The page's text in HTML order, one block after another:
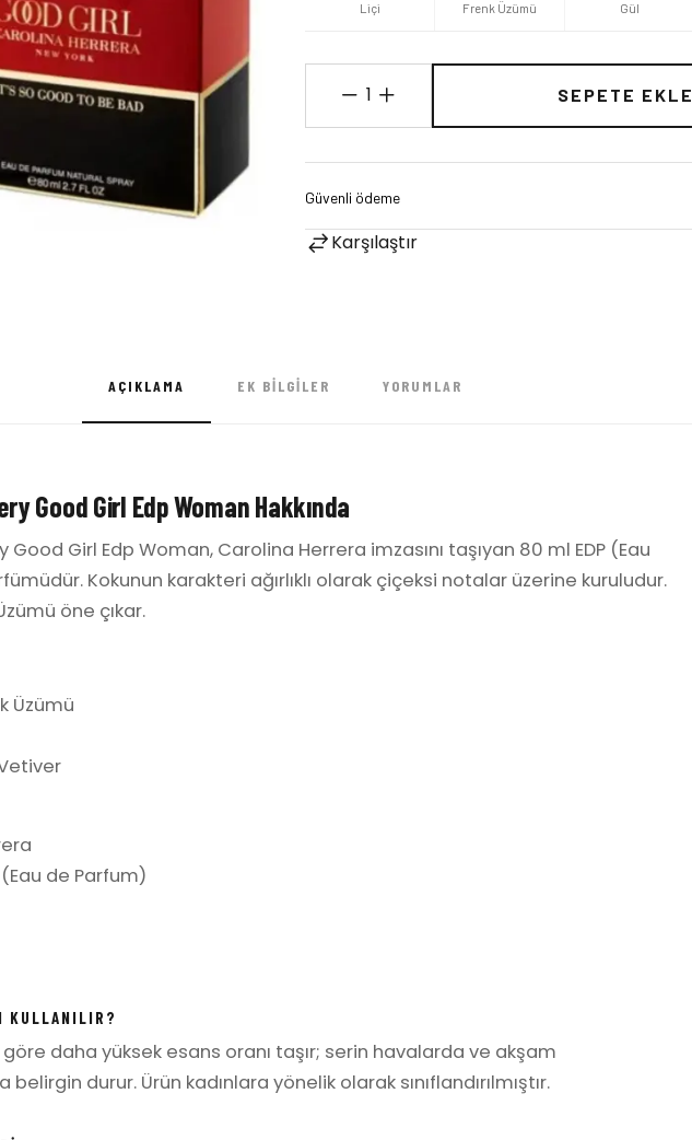
Liçi Frenk Üzümü Gül
1 SEPETE EKLE
Karşılaştır
AÇIKLAMA EK BILGILER YORUMLAR
Good Girl Edp Woman Hakkında
Girl Edp Woman, Carolina Herrera imzasını taşıyan 80 ml EDP (Eau
Kokunun karakteri ağırlıklı olarak çiçeksi notalar üzerine kuruludur.
öne çıkar.
Üzümü
(Eau de Parfum)
KULLANILIR?
göre daha yüksek esans oranı taşır; serin havalarda ve akşam
belirgin durur. Ürün kadınlara yönelik olarak sınıflandırılmıştır.